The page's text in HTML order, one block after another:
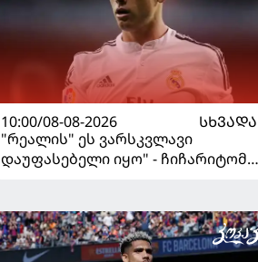
10:00/08-08-2026
"რეალის" ეს ვარსკვლავი
დაუფასებელი იყო" - ჩიჩარიტომ